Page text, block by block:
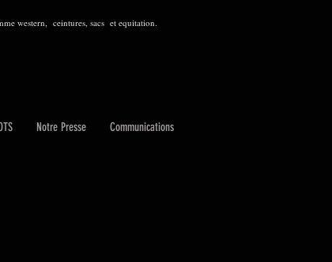
western, ceintures, sacs et equitation.
Notre Presse Communications